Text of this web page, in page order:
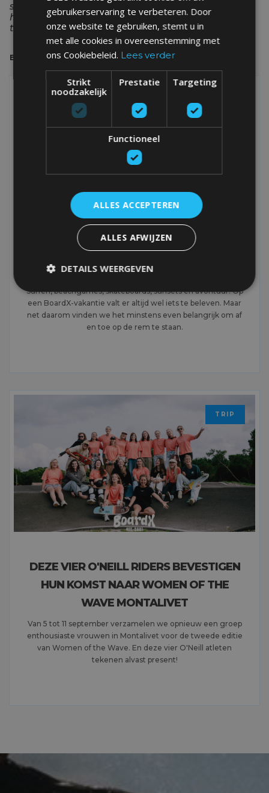
surfvakanties in de reisblog. We houden je op de
hoogte van nieuwe concepten, acties en tips &
tricks.
BEKIJK ALLE POSTS
NIEUWE SAMENWERKING MET AVA: TIJD
OM CREATIEF TE ONTPRIKKELEN
Surfen, beachgames, skateboards, sunsets en avontuur. Op
een BoardX-vakantie valt er altijd wel iets te beleven. Maar
net daarom vinden we het minstens even belangrijk om af
en toe op de rem te staan.
TRIP
DEZE VIER O'NEILL RIDERS BEVESTIGEN
HUN KOMST NAAR WOMEN OF THE
WAVE MONTALIVET
Van 5 tot 11 september verzamelen we opnieuw een groep
enthousiaste vrouwen in Montalivet voor de tweede editie
van Women of the Wave. En deze vier O'Neill atleten
tekenen alvast present!
gebruikerservaring te verbeteren. Door
onze website te gebruiken, stemt u in
met alle cookies in overeenstemming met
ons Cookiebeleid. Lees verder
Strikt
noodzakelijk
Prestatie Targeting
Functioneel
ALLES ACCEPTEREN
ALLES AFWIJZEN
DETAILS WEERGEVEN